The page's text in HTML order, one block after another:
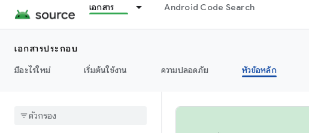
เอกสาร Android Code Search
เอกสารประกอบ
มีอะไรใหม่
เริ่มต้นใช้งาน ความปลอดภัย หัวข้อหลัก